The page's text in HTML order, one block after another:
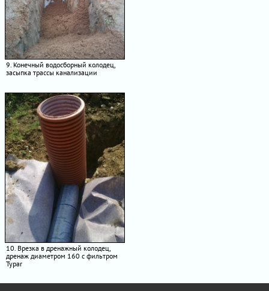
9. Конечный водосборный колодец,
засыпка трассы канализации
10. Врезка в дренажный колодец,
дренаж диаметром 160 с фильтром
Typar